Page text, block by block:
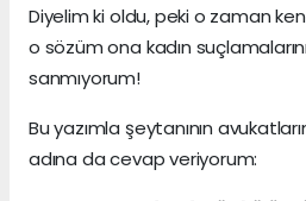
Diyelim ki oldu, peki o zaman
o sözüm ona kadın
sanmıyorum!
Bu yazımla şeytanının
adına da cevap veriyorum: